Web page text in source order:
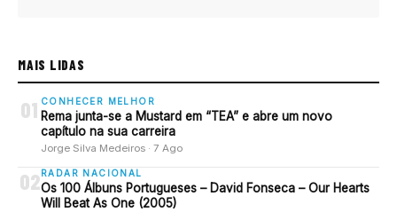
MAIS LIDAS
01 CONHECER MELHOR
Rema junta-se a Mustard em “TEA” e abre um novo
capítulo na sua carreira
Jorge Silva Medeiros · 7 Ago
02 RADAR NACIONAL
Os 100 Álbuns Portugueses – David Fonseca – Our Hearts
Will Beat As One (2005)